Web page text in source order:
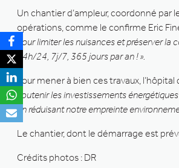
Un chantier d’ampleur, coordonné par
opérations, comme le confirme Eric
pour limiter les nuisances et préserver
24h/24, 7j/7, 365 jours par an ! ».
Pour mener à bien ces travaux,
soutenir les investissements
en réduisant notre empreinte
Le chantier, dont le démarrage est
Crédits photos : DR